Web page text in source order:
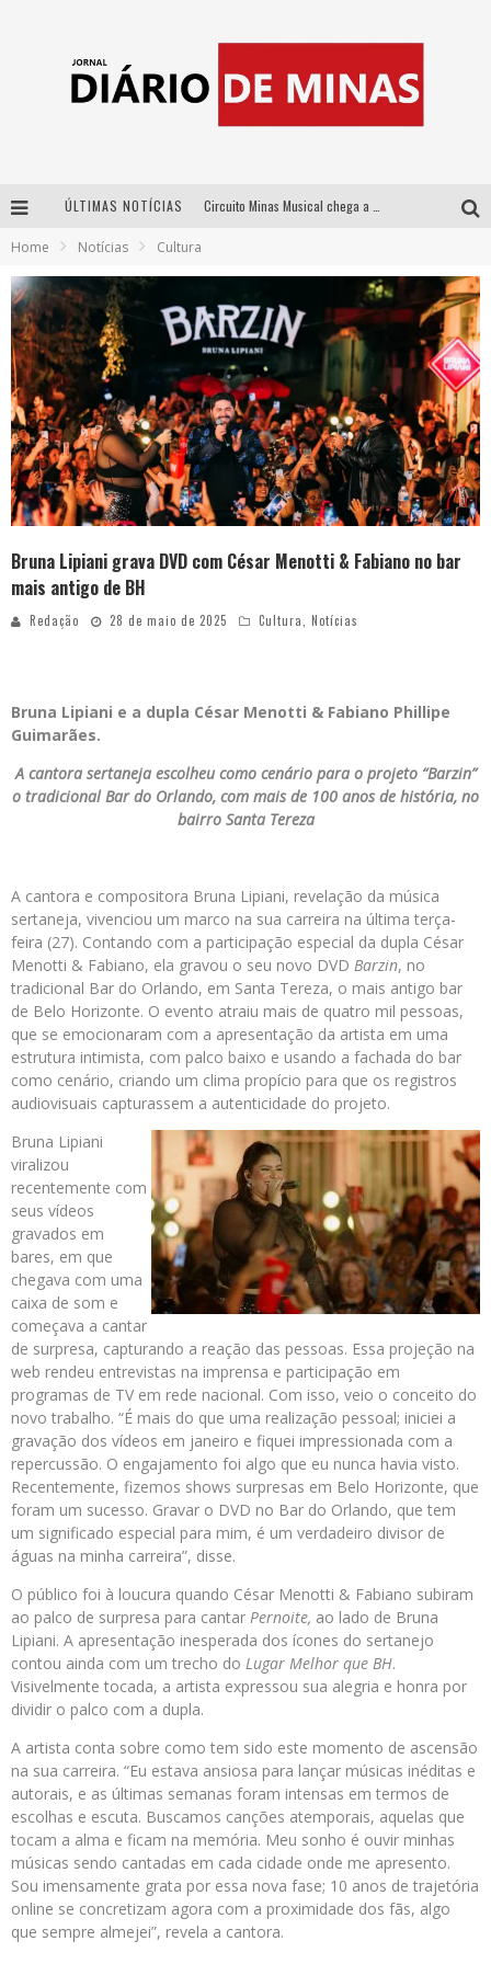
ÚLTIMAS NOTÍCIAS
No clima do Hexa: “Passinho do Brasil”, da DJ Danny Albuquerque, é a música que embala a torcida brasileira na Copa do Mundo 2026
Home Notícias Cultura
Bruna Lipiani grava DVD com César Menotti & Fabiano no bar
mais antigo de BH
Redação 28 de maio de 2025 Cultura, Notícias
Bruna Lipiani e a dupla César Menotti & Fabiano Phillipe
Guimarães.
A cantora sertaneja escolheucomo cenário para o projeto “Barzin”
o tradicional Bar do Orlando, com mais de 100 anos de história, no
bairro Santa Tereza
A cantora e compositora Bruna Lipiani, revelação da música
sertaneja, vivenciou um marco na sua carreira na última terça-
feira (27). Contando com a participação especial da dupla César
Menotti & Fabiano, ela gravou o seu novo DVD Barzin, no
tradicional Bar do Orlando, em Santa Tereza, o mais antigo bar
de Belo Horizonte. O evento atraiu mais de quatro mil pessoas,
que se emocionaram com a apresentação da artista em uma
estrutura intimista, com palco baixo e usando a fachada do bar
como cenário, criando um clima propício para que os registros
audiovisuais capturassem a autenticidade do projeto.
Bruna Lipiani
viralizou
recentemente com
seus vídeos
gravados em
bares, em que
chegava com uma
caixa de som e
começava a cantar
de surpresa, capturando a reação das pessoas. Essa projeção na
web rendeu entrevistas na imprensa e participação em
programas de TV em rede nacional. Com isso, veio o conceito do
novo trabalho. “É mais do que uma realização pessoal; iniciei a
gravação dos vídeos em janeiro e fiquei impressionada com a
repercussão. O engajamento foi algo que eu nunca havia visto.
Recentemente, fizemos shows surpresas em Belo Horizonte, que
foram um sucesso. Gravar o DVD no Bar do Orlando, que tem
um significado especial para mim, é um verdadeiro divisor de
águas na minha carreira”, disse.
O público foi à loucura quando César Menotti & Fabiano subiram
ao palco de surpresa para cantar Pernoite, ao lado de Bruna
Lipiani. A apresentação inesperada dos ícones do sertanejo
contou ainda com um trecho do Lugar Melhor que BH.
Visivelmente tocada, a artista expressou sua alegria e honra por
dividir o palco com a dupla.
A artista conta sobre como tem sido este momento de ascensão
na sua carreira. “Eu estava ansiosa para lançar músicas inéditas e
autorais, e as últimas semanas foram intensas em termos de
escolhas e escuta. Buscamos canções atemporais, aquelas que
tocam a alma e ficam na memória. Meu sonho é ouvir minhas
músicas sendo cantadas em cada cidade onde me apresento.
Sou imensamente grata por essa nova fase; 10 anos de trajetória
online se concretizam agora com a proximidade dos fãs, algo
que sempre almejei”, revela a cantora.